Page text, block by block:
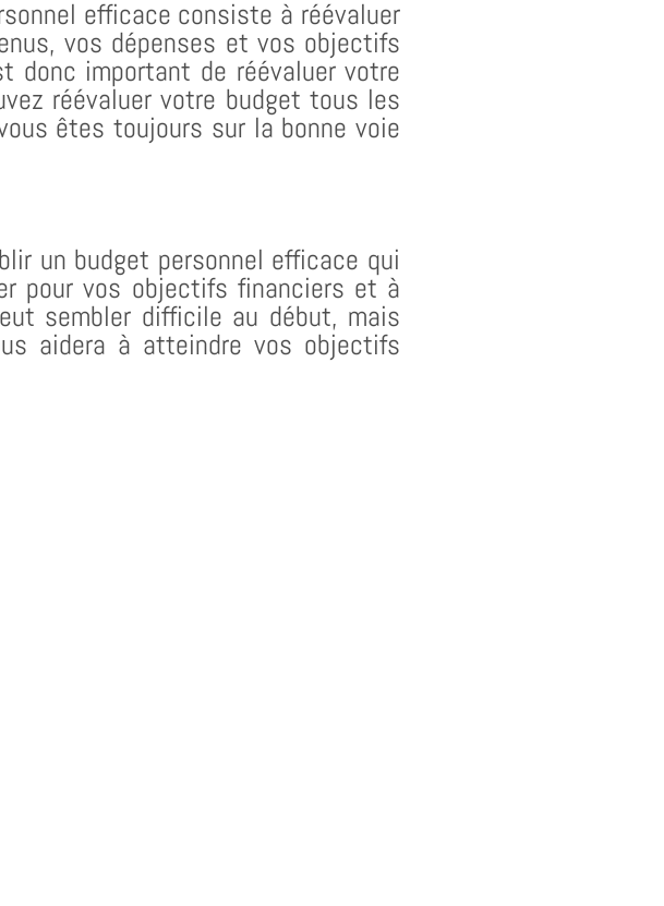
efficace consiste à réévaluer
vos dépenses et vos objectifs
donc important de réévaluer votre
réévaluer votre budget tous les
êtes toujours sur la bonne voie
un budget personnel efficace qui
pour vos objectifs financiers et à
sembler difficile au début, mais
aidera à atteindre vos objectifs